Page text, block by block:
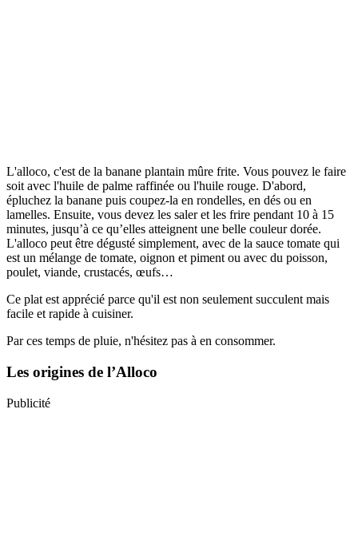
L'alloco, c'est de la banane plantain mûre frite. Vous pouvez le faire
soit avec l'huile de palme raffinée ou l'huile rouge. D'abord,
épluchez la banane puis coupez-la en rondelles, en dés ou en
lamelles. Ensuite, vous devez les saler et les frire pendant 10 à 15
minutes, jusqu’à ce qu’elles atteignent une belle couleur dorée.
L'alloco peut être dégusté simplement, avec de la sauce tomate qui
est un mélange de tomate, oignon et piment ou avec du poisson,
poulet, viande, crustacés, œufs…
Ce plat est apprécié parce qu'il est non seulement succulent mais
facile et rapide à cuisiner.
Par ces temps de pluie, n'hésitez pas à en consommer.
Les origines de l’Alloco
Publicité